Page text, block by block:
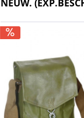
NEUW.